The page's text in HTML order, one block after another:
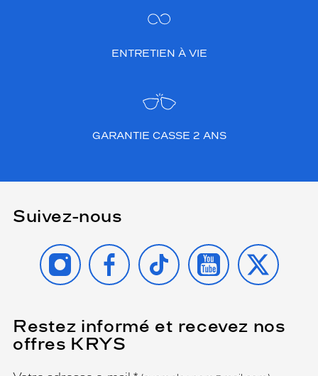
ENTRETIEN À VIE
GARANTIE CASSE 2 ANS
Suivez-nous
INSTAGRAMFACEBOOK
TIKTOK YOUTUBE
X
Restez informé et recevez nos
offres KRYS
Name
(Ce
champ
est
obligatoire)